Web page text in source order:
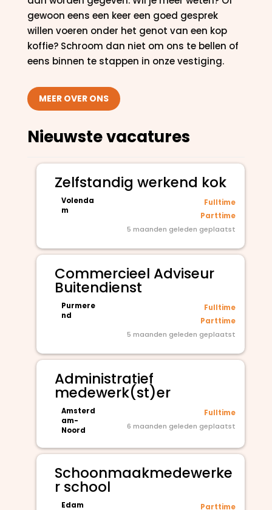
gewoon eens een keer een goed gesprek
willen voeren onder het genot van een kop
koffie? Schroom dan niet om ons te bellen of
eens binnen te stappen in onze vestiging.
MEER OVER ONS
Nieuwste vacatures
Zelfstandig werkend kok
Volenda
m
Fulltime
Parttime
5 maanden geleden geplaatst
Commercieel Adviseur
Buitendienst
Purmere
nd
Fulltime
Parttime
5 maanden geleden geplaatst
Administratief
medewerk(st)er
Amsterd
am-
Noord
Fulltime
6 maanden geleden geplaatst
Schoonmaakmedewerke
r school
Edam
Parttime